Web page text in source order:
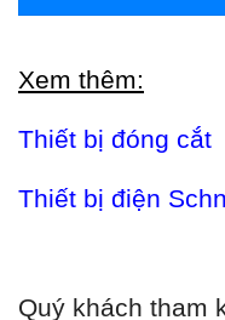
Xem thêm:
Thiết bị đóng cắt
Thiết bị điện
Quý khách tham